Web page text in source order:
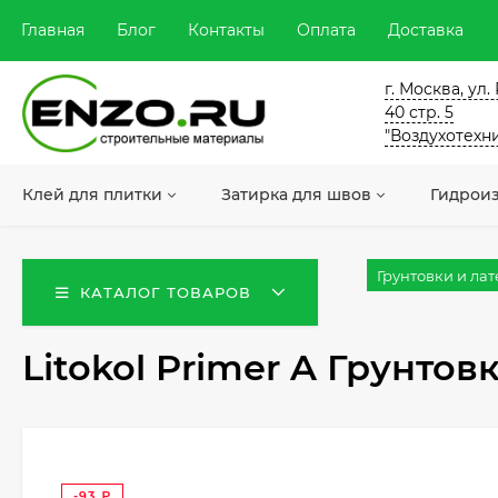
Главная Блог Контакты Оплата Доставка
г. Москва,
40 стр. 5
Клей для плитки Затирка для швов
КАТАЛОГ ТОВАРОВ
Грунтовки и
Litokol Primer A